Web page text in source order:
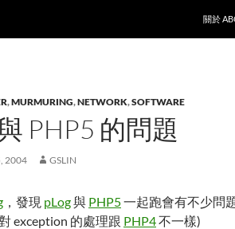
關於
,MURMURING,NETWORK,SOFTWARE
PHP5 的問題
2004 GSLIN
，發現 pLog與 PHP5一起跑會有不少問
exception 的處理跟 PHP4不一樣)